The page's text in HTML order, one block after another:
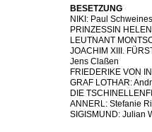
BESETZUNG
NIKI: Paul
PRINZESSIN
LEUTNANT
JOACHIM XIII.
Jens Claßen
FRIEDERIKE VON
GRAF LOTHAR:
DIE
ANNERL: Stefanie
SIGISMUND: Julian